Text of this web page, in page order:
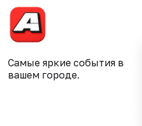
Самые яркие события в
вашем городе.